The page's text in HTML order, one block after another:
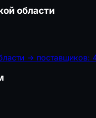
области
→ поставщиков: